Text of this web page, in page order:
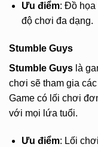
Ưu điểm: Đồ họa
độ chơi đa dạng.
Stumble Guys
Stumble Guys là
chơi sẽ tham gia
Game có lối chơi
với mọi lứa tuổi.
Ưu điểm: Lối